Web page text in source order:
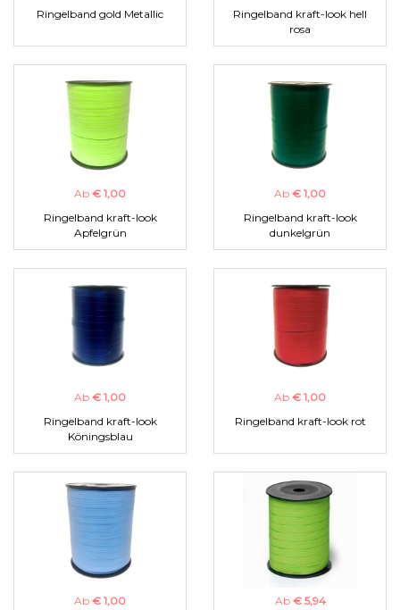
Ringelband gold Metallic
Ringelband kraft-look hell
rosa
Ab € 1,00
Ringelband kraft-look
Apfelgrün
Ab € 1,00
Ringelband kraft-look
dunkelgrün
Ab € 1,00
Ringelband kraft-look
Köningsblau
Ab € 1,00
Ringelband kraft-look rot
Ab € 1,00 Ab € 5,94